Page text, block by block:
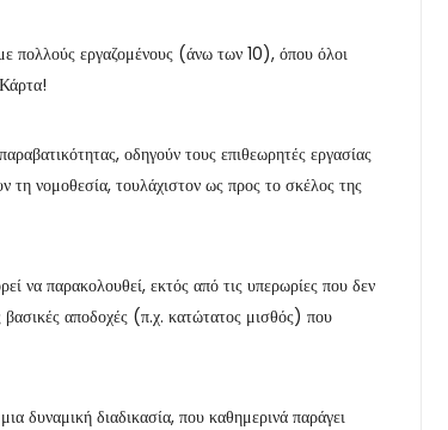
πολλούς εργαζομένους (άνω των 10), όπου όλοι
οδηγούν τους επιθεωρητές εργασίας
τη νομοθεσία, τουλάχιστον ως προς το σκέλος της
παρακολουθεί, εκτός από τις υπερωρίες που δεν
βασικές αποδοχές (π.χ. κατώτατος μισθός) που
δυναμική διαδικασία, που καθημερινά παράγει